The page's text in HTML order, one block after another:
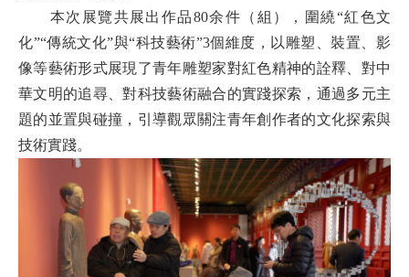
本次展覽共展出作品80余件（組），圍繞“紅色文
化”“傳統文化”與“科技藝術”3個維度，以雕塑、裝置、影
像等藝術形式展現了青年雕塑家對紅色精神的詮釋、對中
華文明的追尋、對科技藝術融合的實踐探索，通過多元主
題的並置與碰撞，引導觀眾關注青年創作者的文化探索與
技術實踐。